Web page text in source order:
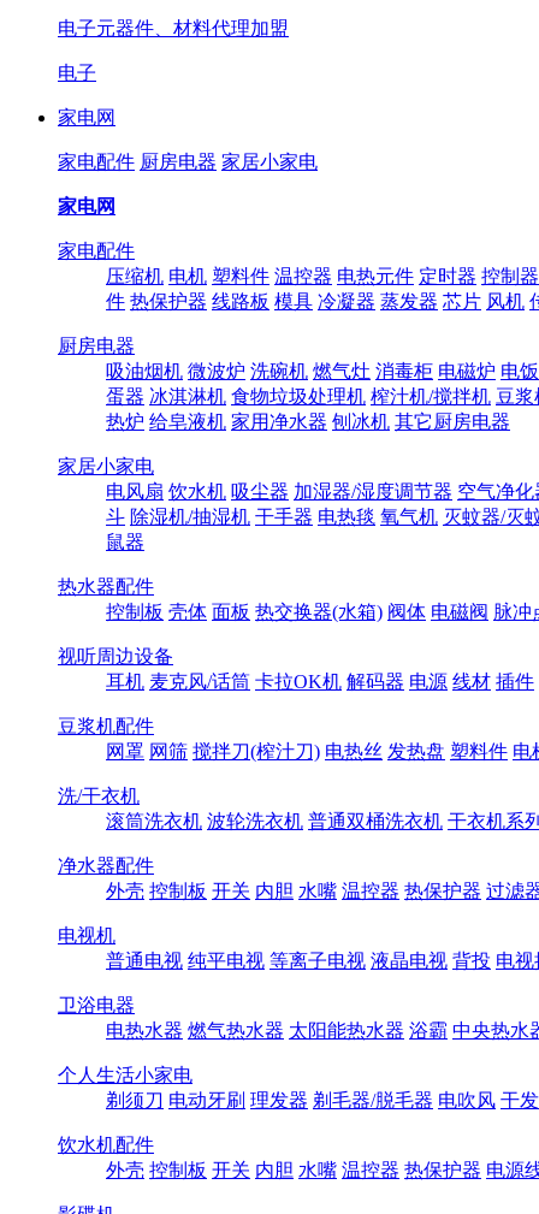
电子元器件、材料代理加盟
电子
家电网
家电配件 厨房电器 家居小家电
家电网
家电配件
压缩机 电机 塑料件 温控器 电热元件 定时器 控制器
件 热保护器 线路板 模具 冷凝器 蒸发器 芯片 风机
厨房电器
吸油烟机 微波炉 洗碗机 燃气灶 消毒柜 电磁炉 电
蛋器 冰淇淋机 食物垃圾处理机 榨汁机/搅拌机 豆浆
热炉 给皂液机 家用净水器 刨冰机 其它厨房电器
家居小家电
电风扇 饮水机 吸尘器 加湿器/湿度调节器 空气净
斗 除湿机/抽湿机 干手器 电热毯 氧气机 灭蚊器/灭
鼠器
热水器配件
控制板 壳体 面板 热交换器(水箱) 阀体 电磁阀 脉冲
视听周边设备
耳机 麦克风/话筒 卡拉OK机 解码器 电源 线材 插件
豆浆机配件
网罩 网筛 搅拌刀(榨汁刀) 电热丝 发热盘 塑料件 电
洗/干衣机
滚筒洗衣机 波轮洗衣机 普通双桶洗衣机 干衣机系
净水器配件
外壳 控制板 开关 内胆 水嘴 温控器 热保护器 过滤
电视机
普通电视 纯平电视 等离子电视 液晶电视 背投 电视
卫浴电器
电热水器 燃气热水器 太阳能热水器 浴霸 中央热水
个人生活小家电
剃须刀 电动牙刷 理发器 剃毛器/脱毛器 电吹风 干
饮水机配件
外壳 控制板 开关 内胆 水嘴 温控器 热保护器 电源